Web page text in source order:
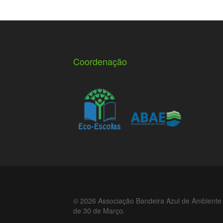
Coordenação
© 2026 Associação Bandeira Azul de
de 30 de Março.